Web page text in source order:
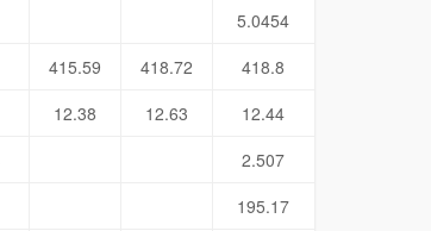
5.0454
415.59 418.72
418.8
12.38 12.63
12.44
2.507
195.17